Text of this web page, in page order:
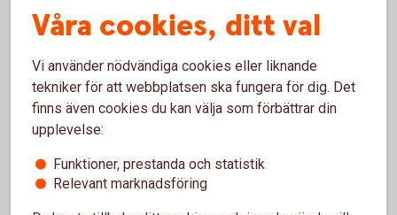
Hantera er ekonomi på ett
enkelt,
och
sätt med bankintegration.
Våra cookies, ditt val
Vi använder nödvändiga cookies eller liknande
tekniker för att webbplatsen ska fungera för dig. Det
finns även cookies du kan välja som förbättrar din
upplevelse:
Funktioner, prestanda och statistik
Relevant marknadsföring